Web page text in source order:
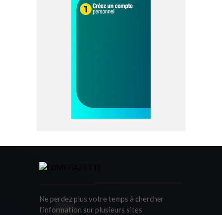
Ne perdez plus votre temps à chercher
l'information sur plusieurs sites